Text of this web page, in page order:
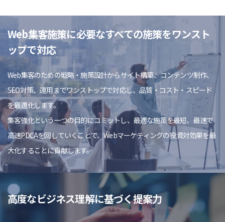
Web集客施策に必要なすべての施策をワンスト
ップで対応
Web集客のための戦略・施策設計からサイト構築、コンテンツ制作、
SEO対策、運用までワンストップで対応し、品質・コスト・スピード
を最適化します。
集客強化という一つの目的にコミットし、最適な施策を最短、最速で
高速PDCAを回していくことで、Webマーケティングの投資対効果を最
大化することに貢献します。
高度なビジネス理解に基づく提案力